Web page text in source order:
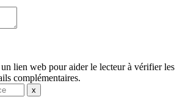
lien web pour aider le lecteur à vérifier les
complémentaires.
x